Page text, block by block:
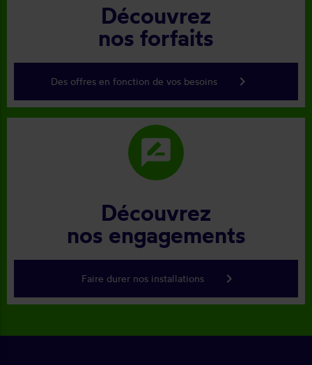
Découvrez
nos forfaits
Des offres en fonction de vos besoins keyboard_arrow_right
rate_review
Découvrez
nos engagements
Faire durer nos installations keyboard_arrow_right